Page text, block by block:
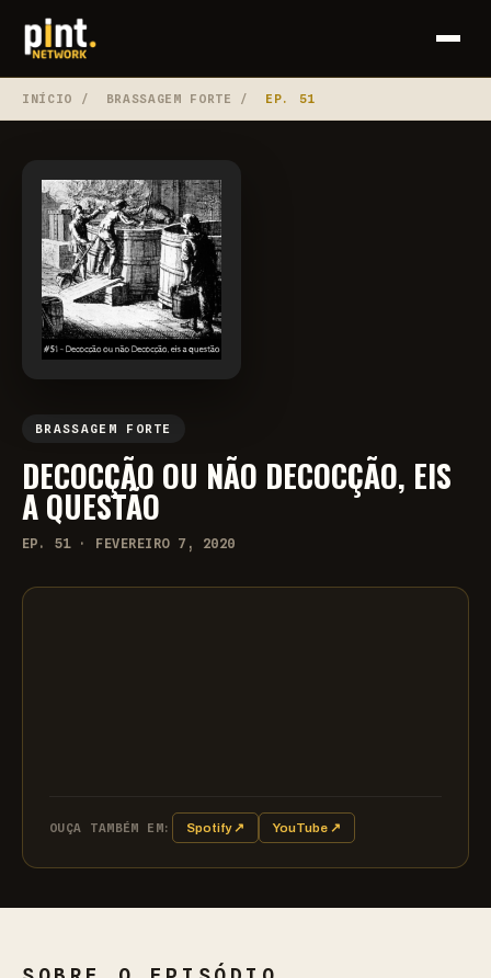
INÍCIO / BRASSAGEM FORTE / EP. 51
BRASSAGEM FORTE
DECOCÇÃO OU NÃO DECOCÇÃO, EIS
A QUESTÃO
EP. 51 · FEVEREIRO 7, 2020
OUÇA TAMBÉM EM: Spotify ↗ YouTube ↗